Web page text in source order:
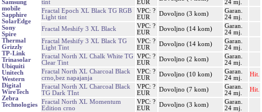
Samsung
mobile
Sapphire
SolarEdge
Sony
Spire
Thermal
Grizzly
TP-Link
Trinasolar
Ubiquiti
Unitech
Western
Digital
WireTech
Zebra
Technologies
tint
EUR
24 mj.
Fractal Epoch XL Black TG RGB
Light tint
VPC: ?
EUR
Dovoljno (3 kom)
Garan.
24 mj.
Fractal Meshify 3 XL Black
VPC: ?
EUR
Dovoljno (14 kom)
Garan.
24 mj.
Fractal Meshify 3 XL Black TG
Light Tint
VPC: ?
EUR
Dovoljno (14 kom)
Garan.
24 mj.
Fractal North XL Chalk White TG
Clear Tint
VPC: ?
EUR
Dovoljno (2 kom)
Garan.
24 mj.
Fractal North XL Charcoal Black
crno,bez napajanja
VPC: ?
EUR
Dovoljno (10 kom)
Garan.
24 mj.
Hit.
Fractal North XL Charcoal Black
TG Dark TInt
VPC: ?
EUR
Dovoljno (7 kom)
Garan.
24 mj.
Hit.
Fractal North XL Momentum
Edition crno
VPC: ?
EUR
Dovoljno (3 kom)
Garan.
24 mj.